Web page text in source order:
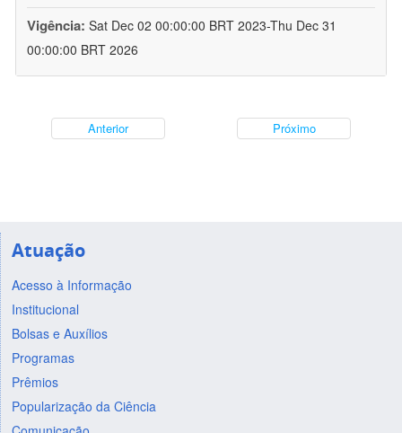
Vigência: Sat Dec 02 00:00:00 BRT 2023-Thu Dec 31
00:00:00 BRT 2026
Anterior Próximo
Atuação
Acesso à Informação
Institucional
Bolsas e Auxílios
Programas
Prêmios
Popularização da Ciência